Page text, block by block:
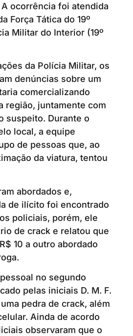
A ocorrência foi atendida
Força Tática do 19º
Militar do Interior (19º
da Polícia Militar, os
denúncias sobre um
comercializando
região, juntamente com
suspeito. Durante o
local, a equipe
de pessoas que, ao
da viatura, tentou
abordados e,
de ilícito foi encontrado
policiais, porém, ele
de crack e relatou que
10 a outro abordado
no segundo
pelas iniciais D. M. F.
pedra de crack, além
Ainda de acordo
observaram que o